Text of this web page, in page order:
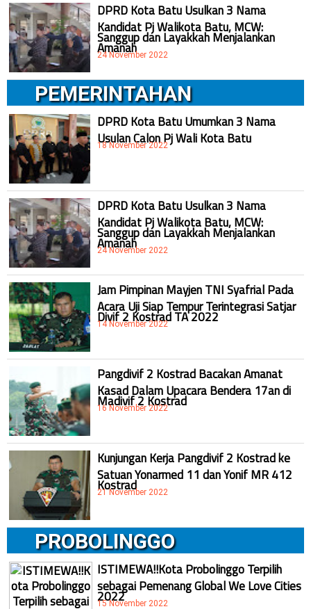
DPRD Kota Batu Usulkan 3 Nama
Kandidat Pj Walikota Batu, MCW:
Sanggup dan Layakkah Menjalankan
Amanah
24 November 2022
PEMERINTAHAN
DPRD Kota Batu Umumkan 3 Nama
Usulan Calon Pj Wali Kota Batu
18 November 2022
DPRD Kota Batu Usulkan 3 Nama
Kandidat Pj Walikota Batu, MCW:
Sanggup dan Layakkah Menjalankan
Amanah
24 November 2022
Jam Pimpinan Mayjen TNI Syafrial Pada
Acara Uji Siap Tempur Terintegrasi Satjar
Divif 2 Kostrad TA 2022
14 November 2022
Pangdivif 2 Kostrad Bacakan Amanat
Kasad Dalam Upacara Bendera 17an di
Madivif 2 Kostrad
16 November 2022
Kunjungan Kerja Pangdivif 2 Kostrad ke
Satuan Yonarmed 11 dan Yonif MR 412
Kostrad
21 November 2022
PROBOLINGGO
ISTIMEWA!!Kota Probolinggo Terpilih
sebagai Pemenang Global We Love Cities
2022
15 November 2022